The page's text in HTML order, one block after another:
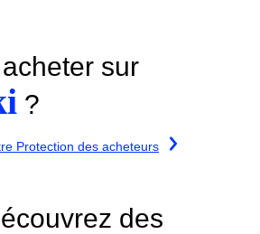
sur
?
Protection des acheteurs
des